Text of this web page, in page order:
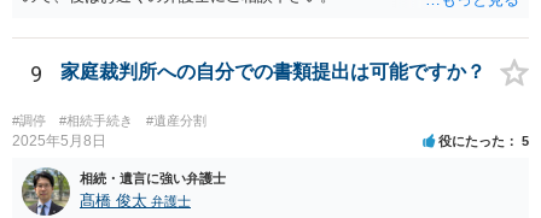
9 家庭裁判所への自分での書類提出は可能ですか？
#調停 #相続手続き #遺産分割
2025年5月8日 役にたった 5
相続・遺言に強い弁護士
髙橋 俊太 弁護士